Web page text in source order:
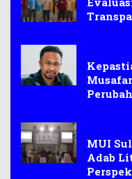
MUI
Adab